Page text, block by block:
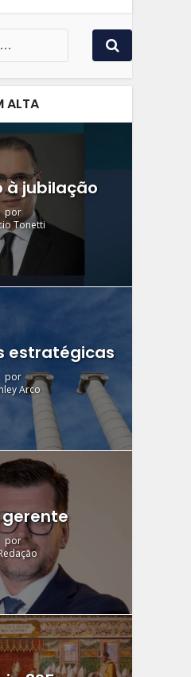
ALTA
à jubilação
por
Tonetti
estratégicas
por
Arco
gerente
por